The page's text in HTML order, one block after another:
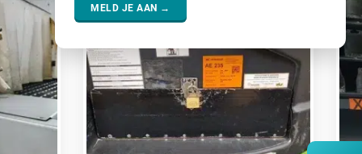
MELD JE AAN →